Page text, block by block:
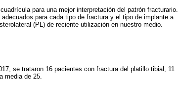
para una mejor interpretación del patrón fracturario.
para cada tipo de fractura y el tipo de implante a
(PL) de reciente utilización en nuestro medio.
se trataron 16 pacientes con fractura del platillo tibial, 11
media de 25.